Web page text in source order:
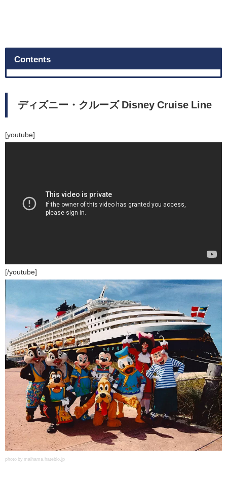
Contents
ディズニー・クルーズ Disney Cruise Line
[youtube]
[/youtube]
photo by maihama.hateblo.jp